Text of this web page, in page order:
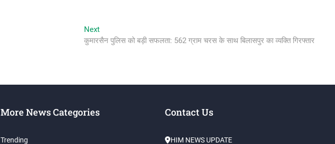
NextNext
post:
कुमारसैन पुलिस को बड़ी सफलता: 562 ग्राम चरस के साथ बिलासपुर का व्यक्ति गिरफ्तार
More News Categories
Trending
Contact Us
HIM NEWS UPDATE